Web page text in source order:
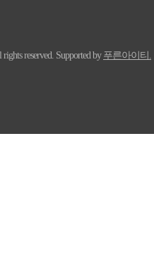
rights reserved. Supported by 푸른아이티.